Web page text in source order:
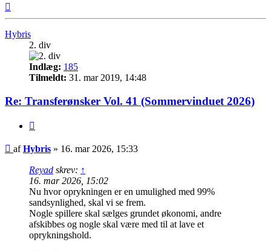
Hybris
2. div
Indlæg: 185
Tilmeldt: 31. mar 2019, 14:48
Re: Transferønsker Vol. 41 (Sommervinduet 2026)
Indlæg
afHybris » 16. mar 2026, 15:33
Reyad skrev: ↑
16. mar 2026, 15:02
Nu hvor oprykningen er en umulighed med 99%
sandsynlighed, skal vi se frem.
Nogle spillere skal sælges grundet økonomi, andre
afskibbes og nogle skal være med til at lave et
oprykningshold.